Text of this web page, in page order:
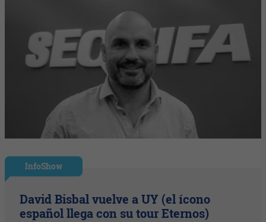
InfoShow
David Bisbal vuelve a UY (el ícono
español llega con su tour Eternos)